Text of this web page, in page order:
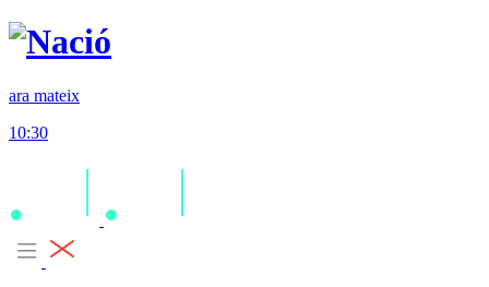
ara mateix
10:30